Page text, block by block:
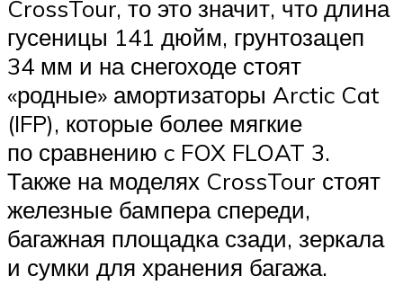
CrossTour, то это значит, что длина
гусеницы 141 дюйм, грунтозацеп
34 мм и на снегоходе стоят
«родные» амортизаторы Arctic Cat
(IFP), которые более мягкие
по сравнению c FOX FLOAT 3.
Также на моделях CrossTour стоят
железные бампера спереди,
багажная площадка сзади, зеркала
и сумки для хранения багажа.